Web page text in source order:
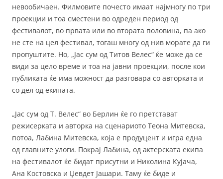
невообичаен. Филмовите почесто имаат најмногу по три
проекции и тоа сместени во одреден период од
фестивалот, во првата или во втората половина, па ако
не сте на цел фестивал, тогаш многу од нив морате да ги
пропуштите. Но, „Јас сум од Титов Велес“ ќе може да се
види за цело време и тоа на јавни проекции, после кои
публиката ќе има можност да разговара со авторката и
co дел од екипата.
„Јас сум од Т. Велес“ во Берлин ќе го претстават
режисерката и авторка на сценариото Теона Митевска,
потоа, Лабина Митевска, која е продуцент и игра една
од главните улоги. Покрај Лабина, од актерската екипа
на фестивалот ќе бидат присутни и Николина Кујача,
Ана Костовска и Џевдет Јашари. Таму ќе биде и